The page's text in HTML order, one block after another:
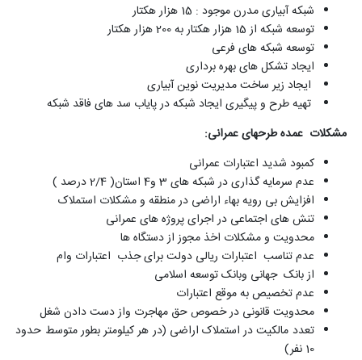
شبکه آبیاری مدرن موجود : 15 هزار هکتار
توسعه شبکه از 15 هزار هکتار به 200 هزار هکتار
توسعه شبکه های فرعی
ایجاد تشکل های بهره برداری
ایجاد زیر ساخت مدیریت نوین آبیاری
تهیه طرح و پیگیری ایجاد شبکه در پایاب سد های فاقد شبکه
مشکلات عمده طرحهای عمرانی:
کمبود شدید اعتبارات عمرانی
عدم سرمایه گذاری در شبکه های 3 و4 استان( 2/4 درصد )
افزایش بی رویه بهاء اراضی در منطقه و مشکلات استملاک
تنش های اجتماعی در اجرای پروژه های عمرانی
محدویت و مشکلات اخذ مجوز از دستگاه ها
عدم تناسب اعتبارات ریالی دولت برای جذب اعتبارات وام
از بانک جهانی وبانک توسعه اسلامی
عدم تخصیص به موقع اعتبارات
محدویت قانونی در خصوص حق مهاجرت واز دست دادن شغل
تعدد مالکیت در استملاک اراضی (در هر کیلومتر بطور متوسط حدود
10 نفر)